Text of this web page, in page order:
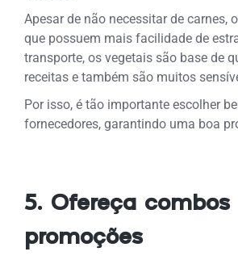
Apesar de não necessitar de carnes,
que possuem mais facilidade de
transporte, os vegetais são base de
receitas e também são muitos
Por isso, é tão importante escolher
fornecedores, garantindo uma boa
5. Ofereça combos
promoções